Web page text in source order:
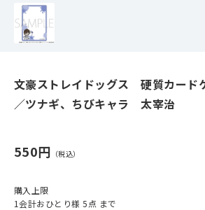
文豪ストレイドッグス 硬質カード
／ツナギ、ちびキャラ 太宰治
550円
購入上限
1会計おひとり様 5点 まで